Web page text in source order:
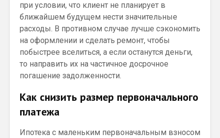
при условии, что клиент не планирует в
ближайшем будущем нести значительные
расходы. В противном случае лучше сэкономить
на оформлении и сделать ремонт, чтобы
побыстрее вселиться, а если останутся деньги,
то направить их на частичное досрочное
погашение задолженности.
Как снизить размер первоначального
платежа
Ипотека с маленьким первоначальным взносом